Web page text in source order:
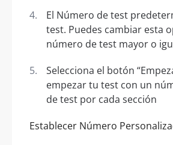
El Número de test
test. Puedes cambiar esta
número de test mayor o
Selecciona el botón
empezar tu test con un
de test por cada sección
Establecer Número